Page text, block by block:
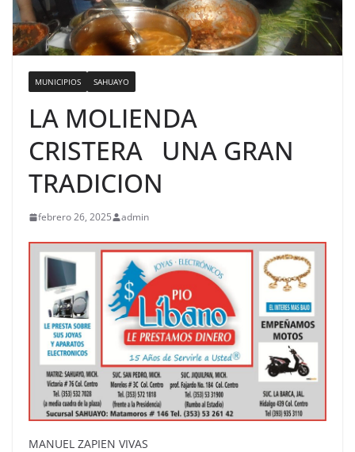
MUNICIPIOS SAHUAYO
LA MOLIENDA
CRISTERA UNA GRAN
TRADICION
febrero 26, 2025 admin
MANUEL ZAPIEN VIVAS